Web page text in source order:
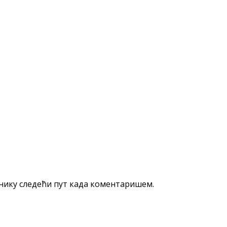
следећи пут када коментаришем.